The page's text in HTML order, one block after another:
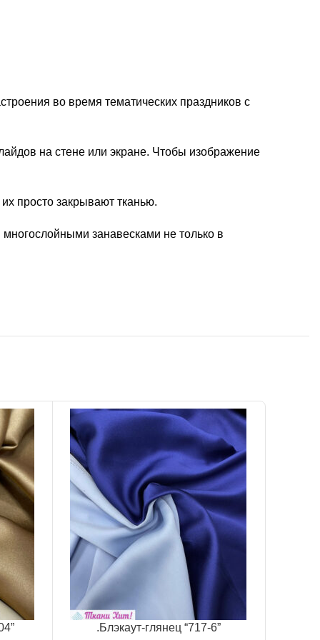
во время тематических праздников с
на стене или экране. Чтобы изображение
просто закрывают тканью.
занавесками не только в
.Блэкаут-глянец “717-6”